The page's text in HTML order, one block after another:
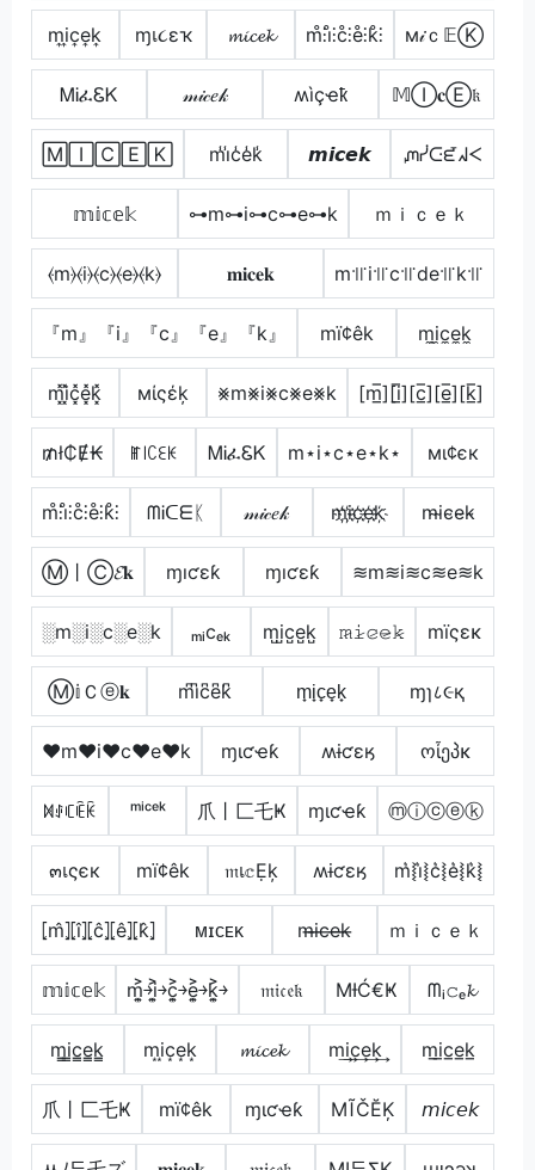
m͎i͎c͎e͎k͎ ɱเ૮εҡ 𝓶𝓲𝓬𝓮𝓴 m̊⫶i̊⫶c̊⫶e̊⫶k̊⫶ м𝒾ｃ𝔼Ⓚ
ᎷᎥፈᏋᏦ 𝓂𝒾𝒸𝑒𝓀 ʍìçҽҟ 𝕄Ⓘ𝐜Ⓔ𝔨
🄼🄸🄲🄴🄺 m̾i̾c̾e̾k̾ 𝙢𝙞𝙘𝙚𝙠 ᘻᓰᑢᘿᖽᐸ
𝕞𝕚𝕔𝕖𝕜 ⊶m⊶i⊶c⊶e⊶k ｍｉｃｅｋ
⦑m⦒⦑i⦒⦑c⦒⦑e⦒⦑k⦒ 𝐦𝐢𝐜𝐞𝐤 m꜉꜍i꜉꜍c꜉꜍de꜉꜍k꜉꜍
『m』『i』『c』『e』『k』 mï¢êk m̼i̼c̼e̼k̼
m͓̽i͓̽c͓̽e͓̽k͓̽ мίςέķ ⨳m⨳i⨳c⨳e⨳k [m̲̅][i̲̅][c̲̅][e̲̅][k̲̅]
₥ł₵Ɇ₭ ꂵ꒐ꉔꏂꀘ ᎷᎥፈᏋᏦ m⋆i⋆c⋆e⋆k⋆ мι¢єк
m̊⫶i̊⫶c̊⫶e̊⫶k̊⫶ ᗰᎥᑕᗴᛕ 𝓂𝒾𝒸𝑒𝓀 m҉i҉c҉e҉k҉ m̴i̴c̴e̴k̴
Ⓜ丨Ⓒ𝓔𝐤 ɱıƈɛƙ ɱıƈɛƙ ≋m≋i≋c≋e≋k
░m░i░c░e░k ₘᵢcₑₖ m̺i̺c̺e̺k̺ 𝚖̷𝚒̷𝚌̷𝚎̷𝚔̷ mïςεκ
Ⓜ𝕚Ｃⓔ𝐤 m͆i͆c͆e͆k͆ m̟i̟c̟e̟k̟ ɱɿ८૯қ
♥m♥i♥c♥e♥k ɱιƈҽƙ ʍɨƈɛӄ ოἶეპκ
ꁒꂑꏸꍟꀗ ᵐⁱᶜᵉᵏ 爪丨匚乇Ҝ ɱιƈҽƙ ⓜⓘⓒⓔⓚ
๓เςєк mï¢êk 𝔪เ𝕔Ẹķ ʍɨƈɛӄ m͛⦚i͛⦚c͛⦚e͛⦚k͛⦚
⦏m̂⦎⦏î⦎⦏ĉ⦎⦏ê⦎⦏k̂⦎ ᴍɪᴄᴇᴋ m̶i̶c̶e̶k̶ ｍｉｃｅｋ
𝕞𝕚𝕔𝕖𝕜 m͎͍͐￫i͎͍͐￫c͎͍͐￫e͎͍͐￫k͎͍͐￫ 𝔪𝔦𝔠𝔢𝔨 ΜƗĆ€Ҝ ᗰᵢ𝚌ₑ𝓴
m̳i̳c̳e̳k̳ m͙i͙c͙e͙k͙ 𝓶𝓲𝓬𝓮𝓴 m͢i͢c͢e͢k͢ m̲i̲c̲e̲k̲
爪丨匚乇Ҝ mï¢êk ɱιƈҽƙ МĨČĔĶ 𝘮𝘪𝘤𝘦𝘬